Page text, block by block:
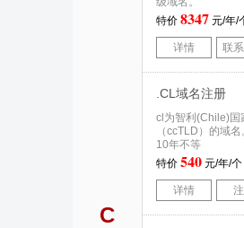
C
特价 8347 元/年/
详情 联
.CL域名注册
cl为智利(Chile)国
（ccTLD）的域
10年不等
特价 540 元/年/个
详情